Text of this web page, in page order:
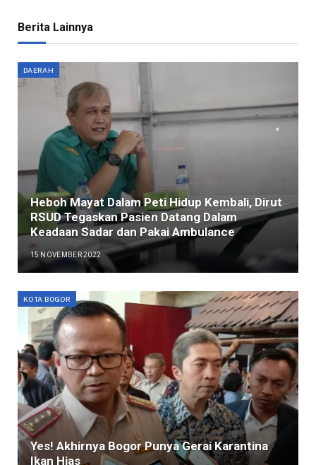
Berita Lainnya
DAERAH
Heboh Mayat Dalam Peti Hidup Kembali, Dirut
RSUD Tegaskan Pasien Datang Dalam
Keadaan Sadar dan Pakai Ambulance
15 NOVEMBER 2022
KOTA BOGOR
Yes! Akhirnya Bogor Punya Gerai Karantina
Ikan Hias